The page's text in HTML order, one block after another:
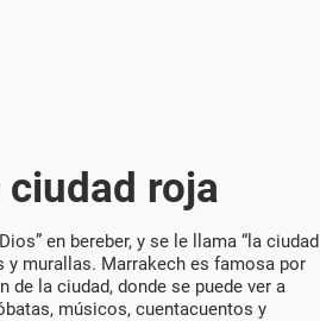
roja
en bereber, y se le llama “la ciudad
y murallas. Marrakech es famosa por
de la ciudad, donde se puede ver a
músicos, cuentacuentos y